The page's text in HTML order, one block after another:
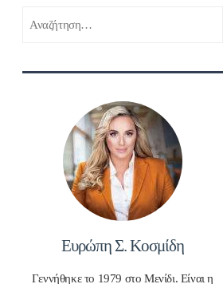
Ευρώπη Σ. Κοσμίδη
Γεννήθηκε το 1979 στο Μενίδι. Είναι η